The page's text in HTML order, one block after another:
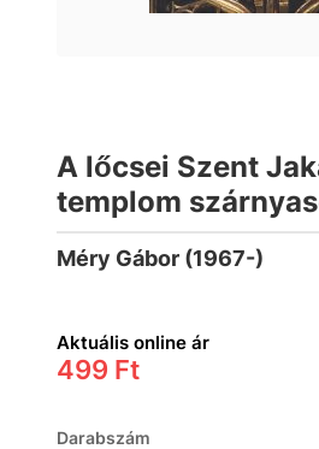
A lőcsei Szent
templom
Méry Gábor (1967-)
Aktuális online ár
499 Ft
Darabszám